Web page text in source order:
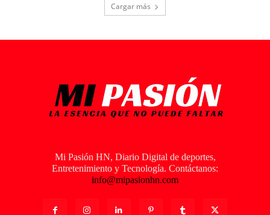
Cargar más
Mi Pasión HN, Diario Digital de deportes,
Entretenimiento y Tecnología. Contáctanos:
info@mipasionhn.com